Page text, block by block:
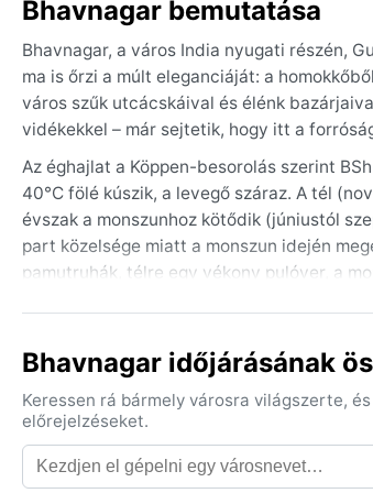
Bhavnagar bemutatása
Bhavnagar, a város India nyugati részén,
ma is őrzi a múlt eleganciáját: a
város szűk utcácskáival és élénk
vidékekkel – már sejtetik, hogy itt a
Az éghajlat a Köppen-besorolás szerint
40°C fölé kúszik, a levegő száraz. A tél
évszak a monszunhoz kötődik (júniustól
part közelsége miatt a monszun idején
pamutruhák, télre egy vékony pulóver, a
A legjobb időszak az utazásra a tél,
és áradásokat hozhatnak, de ez ritkább.
forróság és a szeszélyes, de korlátozott
Bhavnagar időjárásának
Keressen rá bármely városra világszerte,
előrejelzéseket.